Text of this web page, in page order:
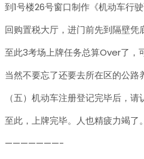
到1号楼26号窗口制作《机动车行
回购置税大厅，进门前先到隔壁凭
至此3考场上牌任务总算Over了，
当然不要忘了还要去所在区的公路
（五）机动车注册登记完毕后，
至此，上牌完毕。人也精疲力竭了
———————-